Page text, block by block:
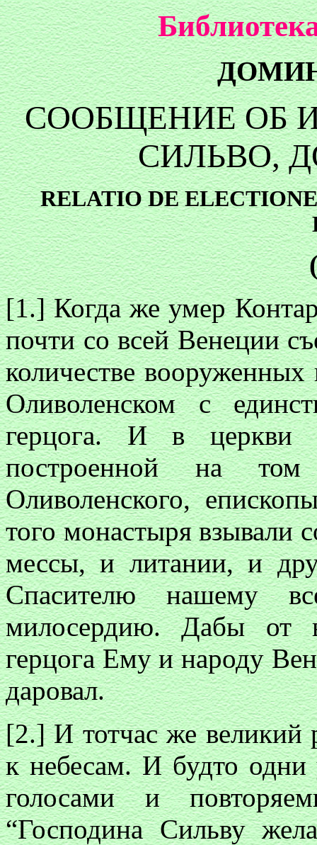
СООБЩЕНИЕ ОБ
СИЛЬВО,
RELATIO DE
[1.] Когда же умер
почти со всей Венеции
количестве
Оливоленском с
герцога. И в церкви
построенной на
Оливоленского,
того монастыря взывали
мессы, и литании, и
Спасителю нашему
милосердию. Дабы от
герцога Ему и народу
даровал.
[2.] И тотчас же великий
к небесам. И будто одни
голосами и
“Господина Сильву